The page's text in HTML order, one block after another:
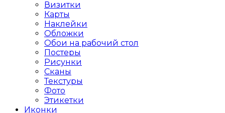
Визитки
Карты
Наклейки
Обложки
Обои на рабочий стол
Постеры
Рисунки
Сканы
Текстуры
Фото
Этикетки
Иконки